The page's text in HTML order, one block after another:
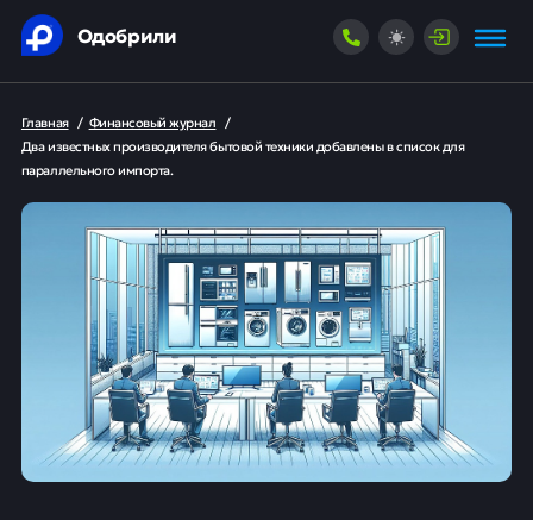
Одобрили
Главная / Финансовый журнал /
Два известных производителя бытовой техники добавлены в список для
параллельного импорта.